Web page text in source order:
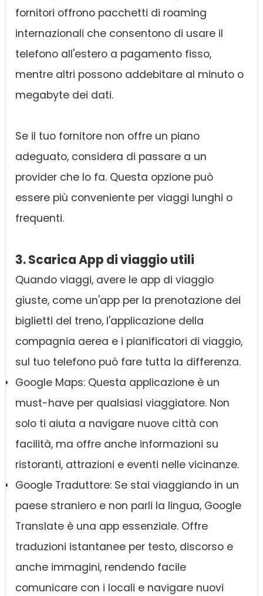
fornitori offrono pacchetti di roaming
internazionali che consentono di usare il
telefono all'estero a pagamento fisso,
mentre altri possono addebitare al minuto o
megabyte dei dati.
Se il tuo fornitore non offre un piano
adeguato, considera di passare a un
provider che lo fa. Questa opzione può
essere più conveniente per viaggi lunghi o
frequenti.
3. Scarica App di viaggio utili
Quando viaggi, avere le app di viaggio
giuste, come un'app per la prenotazione dei
biglietti del treno, l'applicazione della
compagnia aerea e i pianificatori di viaggio,
sul tuo telefono può fare tutta la differenza.
Google Maps: Questa applicazione è un
must-have per qualsiasi viaggiatore. Non
solo ti aiuta a navigare nuove città con
facilità, ma offre anche informazioni su
ristoranti, attrazioni e eventi nelle vicinanze.
Google Traduttore: Se stai viaggiando in un
paese straniero e non parli la lingua, Google
Translate è una app essenziale. Offre
traduzioni istantanee per testo, discorso e
anche immagini, rendendo facile
comunicare con i locali e navigare nuovi